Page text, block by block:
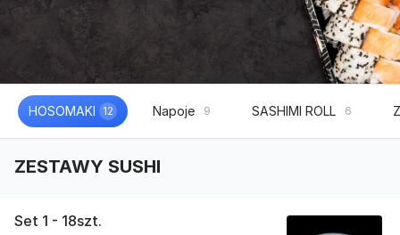
HOSOMAKI 12 Napoje 9 SASHIMI ROLL 6
ZESTAWY SUSHI
Set 1 - 18szt.